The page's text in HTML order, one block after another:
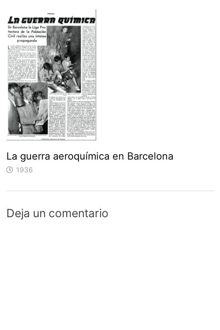
La guerra aeroquímica en Barcelona
1936
Deja un comentario